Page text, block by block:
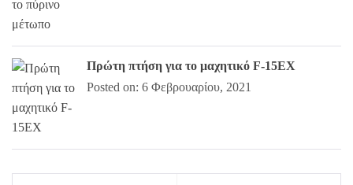
Πρώτη πτήση για το μαχητικό F-15EX
Posted on: 6 Φεβρουαρίου, 2021